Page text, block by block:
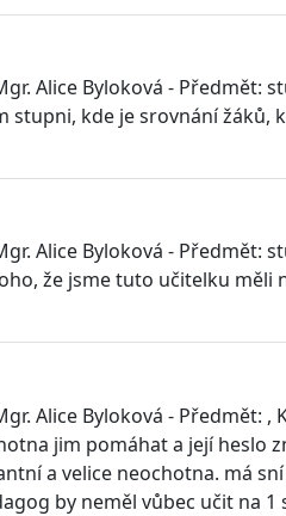
Alice Byloková - Předmět:
stupni, kde je srovnání žáků,
Alice Byloková - Předmět:
že jsme tuto učitelku měli
Alice Byloková - Předmět:
jim pomáhat a její heslo
a velice neochotna. má
by neměl vůbec učit na 1